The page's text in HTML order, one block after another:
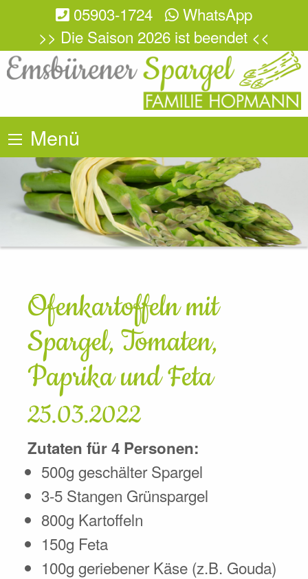
05903-1724
WhatsApp
>> Die Saison 2026 ist beendet <<
Menü
Ofenkartoffeln mit
Spargel, Tomaten,
Paprika und Feta
25.03.2022
Zutaten für 4 Personen:
500g geschälter Spargel
3-5 Stangen Grünspargel
800g Kartoffeln
150g Feta
100g geriebener Käse (z.B. Gouda)